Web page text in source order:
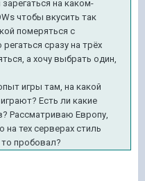
на каком-
чтобы вкусить так
померяться с
сразу на трёх
а хочу выбрать один,
игры там, на какой
Есть ли какие
Рассматриваю Европу,
тех серверах стиль
пробовал?